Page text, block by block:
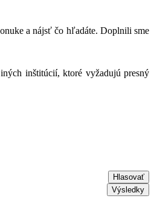
a nájsť čo hľadáte. Doplnili sme
inštitúcií, ktoré vyžadujú presný